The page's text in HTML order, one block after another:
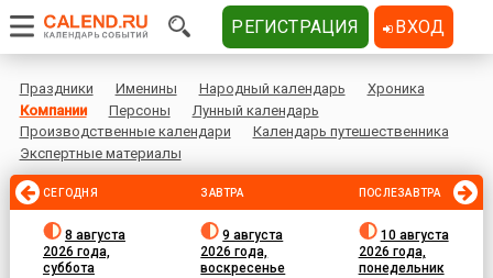
Праздники Именины Народный календарь
Хроника
Компании
Персоны
Лунный календарь
Производственные календари
Календарь путешественника
Экспертные материалы
СЕГОДНЯ
8 августа
2026 года,
суббота
ЗАВТРА
9 августа
2026 года,
воскресенье
ПОСЛЕЗАВТРА
10 августа
2026 года,
понедельник
РЕГИСТРАЦИЯ ВХОД